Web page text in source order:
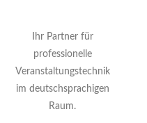
Ihr Partner für
professionelle
Veranstaltungstechnik
im deutschsprachigen
Raum.